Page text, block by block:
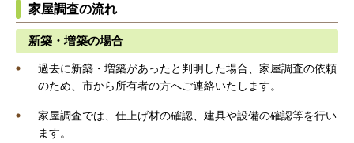
家屋調査の流れ
新築・増築の場合
過去に新築・増築があったと判明した場合、家屋調査の依頼
のため、市から所有者の方へご連絡いたします。
家屋調査では、仕上げ材の確認、建具や設備の確認等を行い
ます。